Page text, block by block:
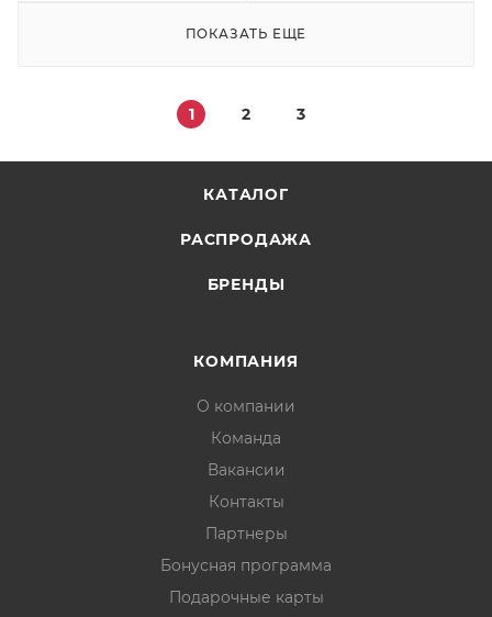
ПОКАЗАТЬ ЕЩЕ
1 2 3
КАТАЛОГ
РАСПРОДАЖА
БРЕНДЫ
КОМПАНИЯ
О компании
Команда
Вакансии
Контакты
Партнеры
Бонусная программа
Подарочные карты